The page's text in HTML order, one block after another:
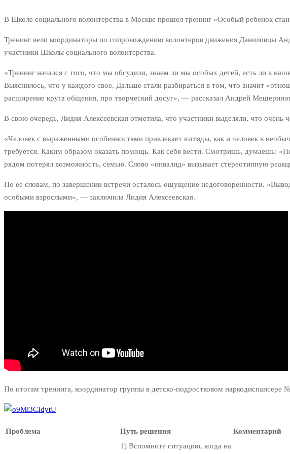
В Школе социального волонтерства в Москве прошел тренинг «Особый ребенок
Тренинг вели координаторы по сопровождению волонтеров движения Даниловцы
участники Школы социального волонтерства.
«Тренинг начался с того, что мы обсудили, знаем ли мы особых детей, есть ли в
Выяснилось, что у каждого свое. Дальше стали разбираться в том, что значит
расширение круга общения, про творческий досуг», — рассказал Андрей
В свою очередь, Лидия Алексеевская отметила, что участники выделяли, что очень
«Человек с выраженными особенностями привлекает взгляды, как и человек в
требуется. Каким образом оказать помощь. Как себя вести. Смотришь, думаешь:
рядом потерял возможность, семью. Слово «инвалид» вызывает стереотипную
По ее словам, по завершении встречи осталось ощущение недоговоренности.
особыми взрослыми», — заключила Лидия Алексеевская.
По итогам тренинга, координатор группы в детско-подростковом
Проблема Путь решения Комментарий
1) Вспомните ситуацию, когда на